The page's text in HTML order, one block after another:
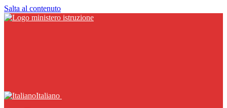
Salta al contenuto
Italiano